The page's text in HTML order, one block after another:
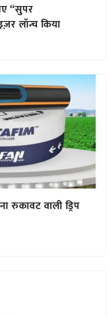
“सुपर
लॉन्च किया
रुकावट वाली ड्रिप